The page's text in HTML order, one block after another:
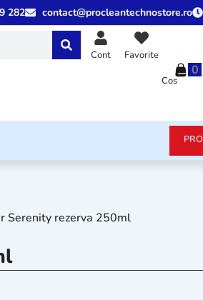
282 contact@procleantechnostore.ro
Cont Favorite
0
Cos
Serenity rezerva 250ml